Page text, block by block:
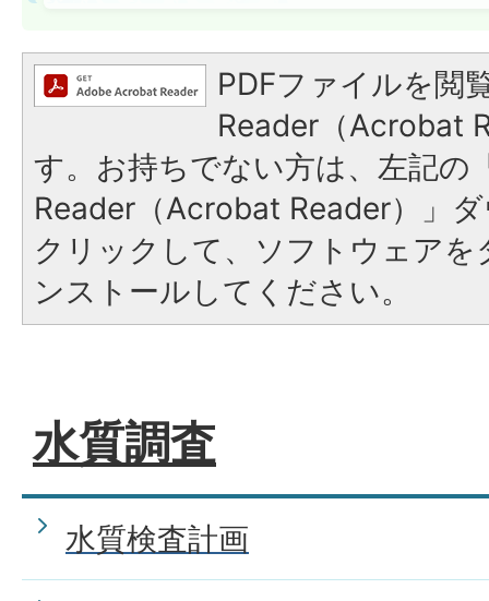
PDFファイルを閲
Reader（Acrobat
す。お持ちでない方は、左記の
Reader（Acrobat Reader）」
クリックして、ソフトウェア
ンストールしてください。
水質調査
水質検査計画